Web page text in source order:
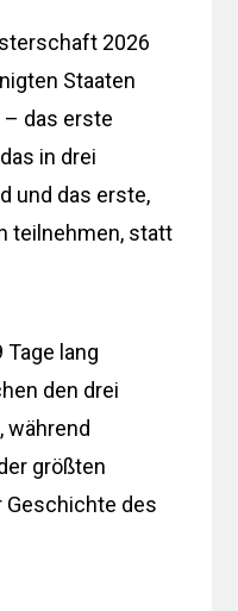
2026
Staaten
– das erste
in drei
und das erste,
teilnehmen, statt
lang
den drei
während
größten
des